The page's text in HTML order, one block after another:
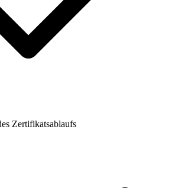
Zertifikatsablaufs